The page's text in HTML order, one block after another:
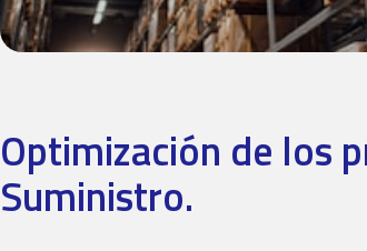
Optimización de los
Suministro.